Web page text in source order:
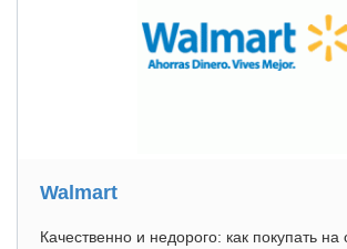
Walmart
Качественно и недорого: как покупать